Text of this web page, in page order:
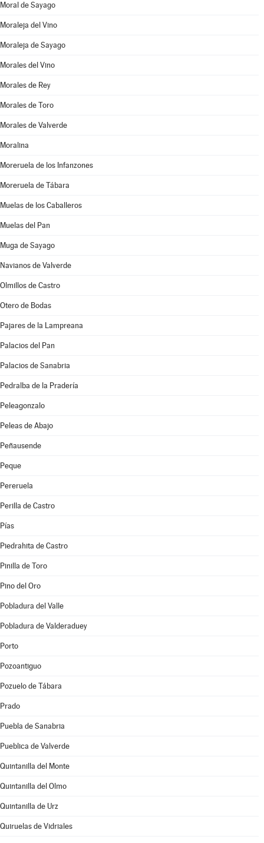
Moral de Sayago
Moraleja del Vino
Moraleja de Sayago
Morales del Vino
Morales de Rey
Morales de Toro
Morales de Valverde
Moralina
Moreruela de los Infanzones
Moreruela de Tábara
Muelas de los Caballeros
Muelas del Pan
Muga de Sayago
Navianos de Valverde
Olmillos de Castro
Otero de Bodas
Pajares de la Lampreana
Palacios del Pan
Palacios de Sanabria
Pedralba de la Pradería
Peleagonzalo
Peleas de Abajo
Peñausende
Peque
Pereruela
Perilla de Castro
Pías
Piedrahita de Castro
Pinilla de Toro
Pino del Oro
Pobladura del Valle
Pobladura de Valderaduey
Porto
Pozoantiguo
Pozuelo de Tábara
Prado
Puebla de Sanabria
Pueblica de Valverde
Quintanilla del Monte
Quintanilla del Olmo
Quintanilla de Urz
Quiruelas de Vidriales